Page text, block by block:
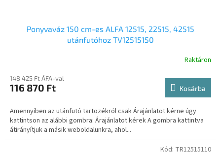
Ponyvaváz 150 cm-es ALFA 12515, 22515, 42515
utánfutóhoz TV12515150
Raktáron
148 425 Ft ÁFA-val
116 870 Ft Kosárba
Amennyiben az utánfutó tartozékról csak Árajánlatot kérne úgy
kattintson az alábbi gombra: Árajánlatot kérek A gombra kattintva
átirányítjuk a másik weboldalunkra, ahol...
Kód: TR12515110